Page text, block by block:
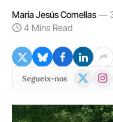
Maria Jesús Comellas
4 Mins Read
Segueix-nos
X